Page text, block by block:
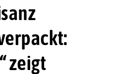
zeigt